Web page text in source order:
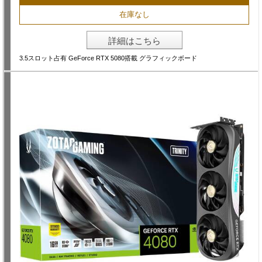
在庫なし
詳細はこちら
3.5スロット占有 GeForce RTX 5080搭載 グラフィックボード